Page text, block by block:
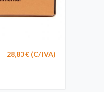
28,80 € (C/ IVA)